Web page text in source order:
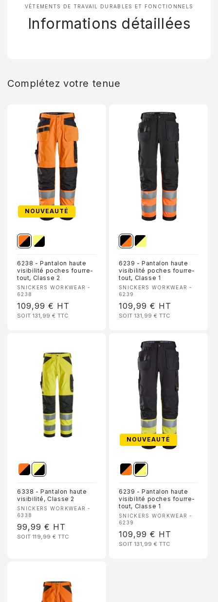
VÊTEMENTS DE TRAVAIL DURABLES ET FONCTIONNELS
Informations détaillées
Complétez votre tenue
NOUVEAUTÉ
6238 - Pantalon haute
visibilité poches fourre-
tout, Classe 2
Fournisseur :
SNICKERS WORKWEAR -
6238
Prix
habituel
109,99 € HT
SOIT 131,99 € TTC
6239 - Pantalon haute
visibilité poches fourre-
tout, Classe 1
Fournisseur :
SNICKERS WORKWEAR -
6239
Prix
habituel
109,99 € HT
SOIT 131,99 € TTC
6338 - Pantalon haute
visibilité, Classe 2
Fournisseur :
SNICKERS WORKWEAR -
6338
Prix
habituel
99,99 € HT
SOIT 119,99 € TTC
NOUVEAUTÉ
6239 - Pantalon haute
visibilité poches fourre-
tout, Classe 1
Fournisseur :
SNICKERS WORKWEAR -
6239
Prix
habituel
109,99 € HT
SOIT 131,99 € TTC
PROFITEZ DE 10 % DE
Inscrivez-vous pour recevoir 10 % de réduction sur votre
première commande et un accès exclusif à nos meilleures
Email